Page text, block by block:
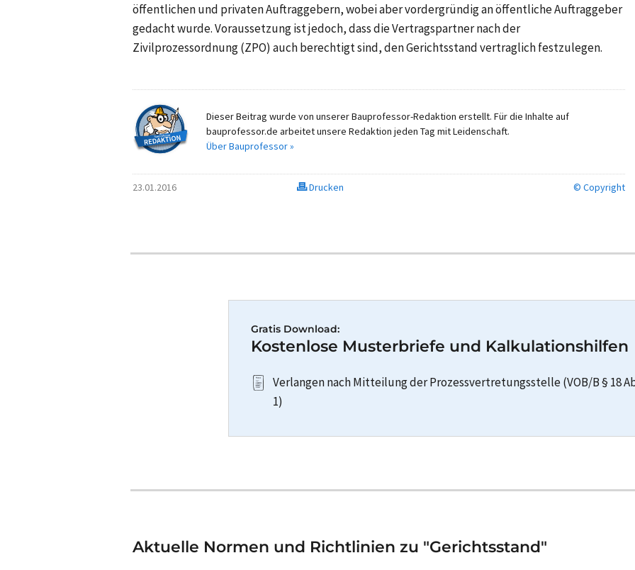
öffentlichen und privaten Auftraggebern, wobei aber vordergründig an öffentliche Auftraggeber
gedacht wurde. Voraussetzung ist jedoch, dass die Vertragspartner nach der
Zivilprozessordnung (ZPO) auch berechtigt sind, den Gerichtsstand vertraglich festzulegen.
Dieser Beitrag wurde von unserer Bauprofessor-Redaktion erstellt. Für die Inhalte auf
bauprofessor.de arbeitet unsere Redaktion jeden Tag mit Leidenschaft.
Über Bauprofessor »
23.01.2016 Drucken © Copyright
Gratis Download:
Kostenlose Musterbriefe und Kalkulationshilfen
Verlangen nach Mitteilung der Prozessvertretungsstelle (VOB/B § 18
1)
Aktuelle Normen und Richtlinien zu "Gerichtsstand"